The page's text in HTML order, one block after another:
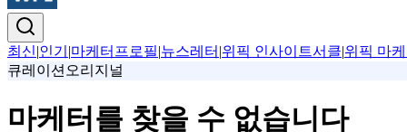
최신|인기 |마케터프로필|뉴스레터 |위픽 인사이트서클|위픽 마케
큐레이션 오리지널
마케터를 찾을 수 없습니다